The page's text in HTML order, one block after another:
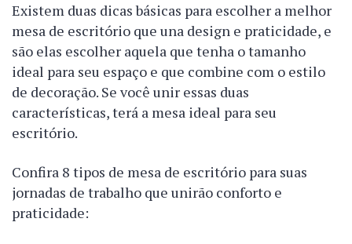
Existem duas dicas básicas para escolher a melhor
mesa de escritório que una design e praticidade, e
são elas escolher aquela que tenha o tamanho
ideal para seu espaço e que combine com o estilo
de decoração. Se você unir essas duas
características, terá a mesa ideal para seu
escritório.
Confira 8 tipos de mesa de escritório para suas
jornadas de trabalho que unirão conforto e
praticidade: